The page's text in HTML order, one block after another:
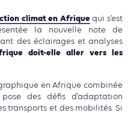
climat en Afriquequi s’est
la nouvelle note de
des éclairages et analyses
doit-elle aller vers les
en Afrique combinée
des défis d’adaptation
transports et des mobilités. Si